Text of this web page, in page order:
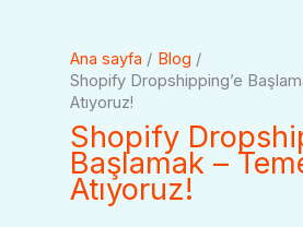
Ana sayfa
Blog
Shopify Dropshipping’e
Atıyoruz!
Shopify
Başlamak –
Atıyoruz!